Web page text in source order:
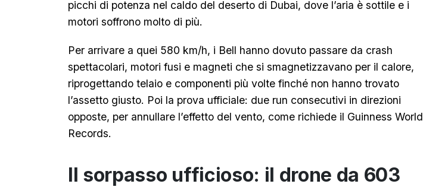
picchi di potenza nel caldo del deserto di Dubai, dove l’aria è sottile e i
motori soffrono molto di più.
Per arrivare a quei 580 km/h, i Bell hanno dovuto passare da crash
spettacolari, motori fusi e magneti che si smagnetizzavano per il calore,
riprogettando telaio e componenti più volte finché non hanno trovato
l’assetto giusto. Poi la prova ufficiale: due run consecutivi in direzioni
opposte, per annullare l’effetto del vento, come richiede il Guinness World
Records.
Il sorpasso ufficioso: il drone da 603